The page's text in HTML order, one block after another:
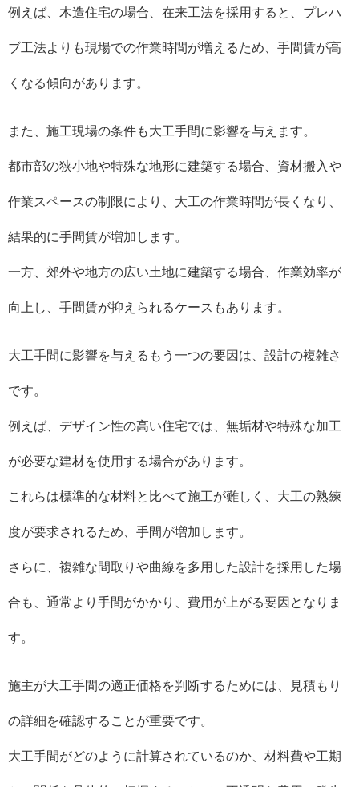
例えば、木造住宅の場合、在来工法を採用すると、プレハ
ブ工法よりも現場での作業時間が増えるため、手間賃が高
くなる傾向があります。
また、施工現場の条件も大工手間に影響を与えます。
都市部の狭小地や特殊な地形に建築する場合、資材搬入や
作業スペースの制限により、大工の作業時間が長くなり、
結果的に手間賃が増加します。
一方、郊外や地方の広い土地に建築する場合、作業効率が
向上し、手間賃が抑えられるケースもあります。
大工手間に影響を与えるもう一つの要因は、設計の複雑さ
です。
例えば、デザイン性の高い住宅では、無垢材や特殊な加工
が必要な建材を使用する場合があります。
これらは標準的な材料と比べて施工が難しく、大工の熟練
度が要求されるため、手間が増加します。
さらに、複雑な間取りや曲線を多用した設計を採用した場
合も、通常より手間がかかり、費用が上がる要因となりま
す。
施主が大工手間の適正価格を判断するためには、見積もり
の詳細を確認することが重要です。
大工手間がどのように計算されているのか、材料費や工期